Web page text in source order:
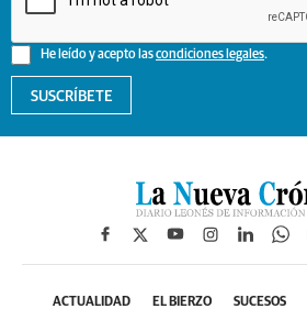
He leído y acepto lascondiciones legales.
SUSCRÍBETE
ACTUALIDAD EL BIERZO SUCESOS